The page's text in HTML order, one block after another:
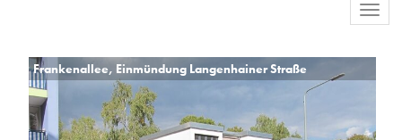
Frankenallee, Einmündung Langenhainer Straße